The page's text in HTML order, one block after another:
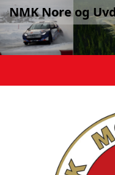
NMK Nore og